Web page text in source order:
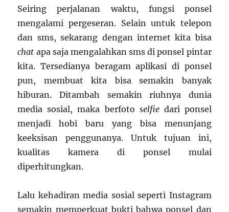
Seiring perjalanan waktu, fungsi ponsel
mengalami pergeseran. Selain untuk telepon
dan sms, sekarang dengan internet kita bisa
chat apa saja mengalahkan sms di ponsel pintar
kita. Tersedianya beragam aplikasi di ponsel
pun, membuat kita bisa semakin banyak
hiburan. Ditambah semakin riuhnya dunia
media sosial, maka berfoto selfiedari ponsel
menjadi hobi baru yang bisa menunjang
keeksisan penggunanya. Untuk tujuan ini,
kualitas kamera di ponsel mulai
diperhitungkan.
Lalu kehadiran media sosial seperti Instagram
semakin memperkuat bukti bahwa ponsel dan